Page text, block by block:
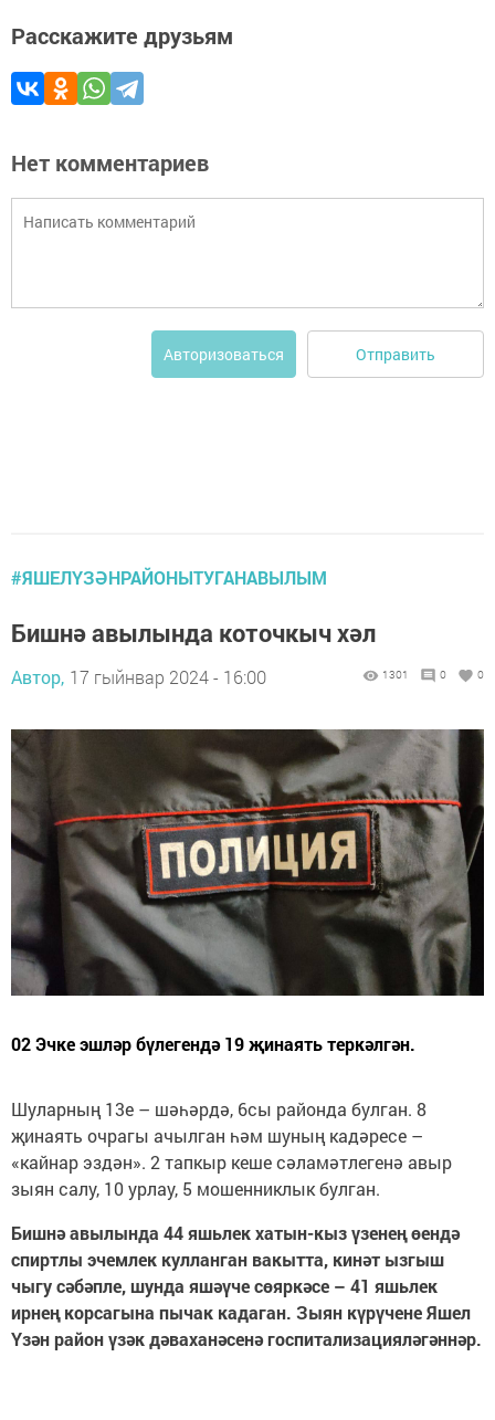
Расскажите друзьям
Нет комментариев
Авторизоваться Отправить
#ЯШЕЛҮЗӘНРАЙОНЫТУГАНАВЫЛЫМ
Бишнә авылында коточкыч хәл
Автор, 17 гыйнвар 2024 - 16:00 1301 0 0
02 Эчке эшләр бүлегендә 19 җинаять теркәлгән.
Шуларның 13е – шәһәрдә, 6сы районда булган. 8
җинаять очрагы ачылган һәм шуның кадәресе –
«кайнар эздән». 2 тапкыр кеше сәламәтлегенә авыр
зыян салу, 10 урлау, 5 мошенник­лык булган.
Бишнә авылында 44 яшьлек хатын-кыз үзенең өендә
спиртлы эчемлек кулланган вакытта, кинәт ызгыш
чыгу сәбәпле, шунда яшәүче сөяркәсе – 41 яшьлек
ирнең корсагына пычак кадаган. Зыян күрүчене Яшел
Үзән район үзәк дәваханәсенә госпитализацияләгәннәр.